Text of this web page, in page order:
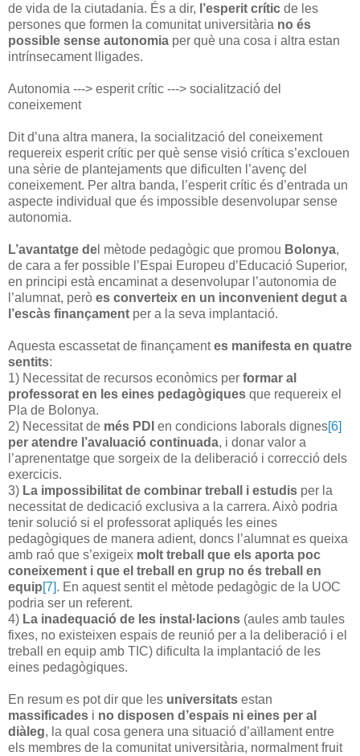
de vida de la ciutadania. És a dir, l’esperit crític de les
persones que formen la comunitat universitària no és
possible sense autonomia per què una cosa i altra estan
intrínsecament lligades.
Autonomia ---> esperit crític ---> socialització del
coneixement
Dit d’una altra manera, la socialització del coneixement
requereix esperit crític per què sense visió crítica s’exclouen
una sèrie de plantejaments que dificulten l’avenç del
coneixement. Per altra banda, l’esperit crític és d’entrada un
aspecte individual que és impossible desenvolupar sense
autonomia.
L’avantatge de l mètode pedagògic que promou Bolonya,
de cara a fer possible l’Espai Europeu d’Educació Superior,
en principi està encaminat a desenvolupar l’autonomia de
l’alumnat, però es converteix en un inconvenient degut a
l’escàs finançament per a la seva implantació.
Aquesta escassetat de finançamentes manifesta en quatre
sentits:
1) Necessitat de recursos econòmics per formar al
professorat en les eines pedagògiques que requereix el
Pla de Bolonya.
2) Necessitat de més PDI en condicions laborals dignes[6]
per atendre l’avaluació continuada, i donar valor a
l’aprenentatge que sorgeix de la deliberació i correcció dels
exercicis.
3) La impossibilitat de combinar treball i estudis per la
necessitat de dedicació exclusiva a la carrera. Això podria
tenir solució si el professorat apliqués les eines
pedagògiques de manera adient, doncs l’alumnat es queixa
amb raó que s’exigeix molt treball que els aporta poc
coneixement i que el treball en grup no és treball en
equip[7]. En aquest sentit el mètode pedagògic de la UOC
podria ser un referent.
4) La inadequació de les instal·lacions (aules amb taules
fixes, no existeixen espais de reunió per a la deliberació i el
treball en equip amb TIC) dificulta la implantació de les
eines pedagògiques.
En resum es pot dir que les universitats estan
massificades i no disposen d’espais ni eines per al
diàleg, la qual cosa genera una situació d’aïllament entre
els membres de la comunitat universitària, normalment fruit